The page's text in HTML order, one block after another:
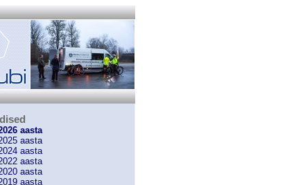
aasta
aasta
aasta
aasta
aasta
aasta